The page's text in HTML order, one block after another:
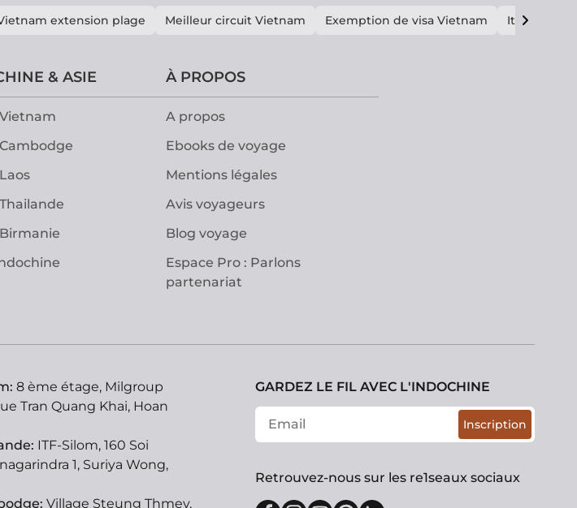
extension plage Meilleur circuit Vietnam Exemption de visa Vietnam Itinéraire
& ASIE À PROPOS
A propos
Ebooks de voyage
Mentions légales
Avis voyageurs
Blog voyage
Espace Pro : Parlons
partenariat
8 ème étage, Milgroup
Tran Quang Khai, Hoan
ITF-Silom, 160 Soi
1, Suriya Wong,
Village Steung Thmey,
GARDEZ LE FIL AVEC L'INDOCHINE
Inscription
Retrouvez-nous sur les re1seaux sociaux